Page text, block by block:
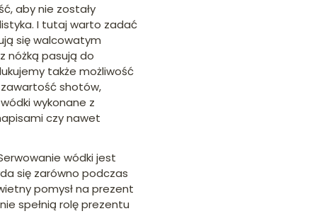
aby nie zostały
I tutaj warto zadać
się walcowatym
nóżką pasują do
także możliwość
zawartość shotów,
wykonane z
czy nawet
wódki jest
się zarówno podczas
pomysł na prezent
spełnią rolę prezentu